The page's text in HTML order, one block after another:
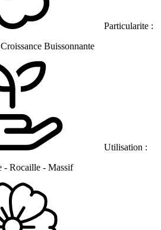
Particularite :
Buissonnante
Utilisation :
- Rocaille - Massif